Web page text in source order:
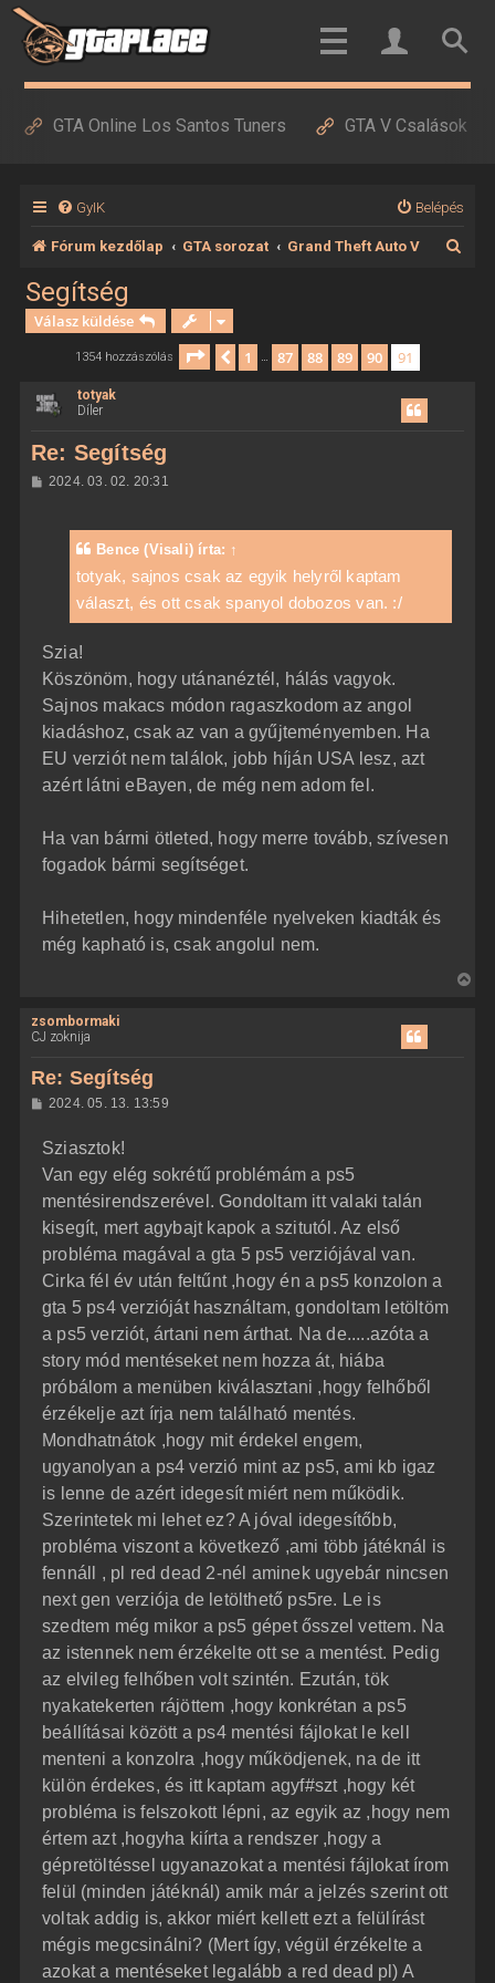
GTA Online Los Santos Tuners GTA V Csalások
GyIK Belépés
Fórum kezdőlap GTA sorozat Grand Theft Auto V
Segítség
Válasz küldése
1354 hozzászólás Oldal: 91/91
Előző
1 … 87 88 89 90 91
totyak
Díler
Re: Segítség
H
2024. 03. 02. 20:31
Bence (Visali)írta: ↑
totyak, sajnos csak az egyik helyről kaptam
választ, és ott csak spanyol dobozos van. :/
Szia!
Köszönöm, hogy utánanéztél, hálás vagyok.
Sajnos makacs módon ragaszkodom az angol
kiadáshoz, csak az van a gyűjteményemben. Ha
EU verziót nem találok, jobb híján USA lesz, azt
azért látni eBayen, de még nem adom fel.
Ha van bármi ötleted, hogy merre tovább, szívesen
fogadok bármi segítséget.
Hihetetlen, hogy mindenféle nyelveken kiadták és
még kapható is, csak angolul nem.
zsombormaki
CJ zoknija
Re: Segítség
H
z
á
s
z
ó
l
s
2024. 05. 13. 13:59
Sziasztok!
Van egy elég sokrétű problémám a ps5
mentésirendszerével. Gondoltam itt valaki talán
kisegít, mert agybajt kapok a szitutól. Az első
probléma magával a gta 5 ps5 verziójával van.
Cirka fél év után feltűnt ,hogy én a ps5 konzolon a
gta 5 ps4 verzióját használtam, gondoltam letöltöm
a ps5 verziót, ártani nem árthat. Na de.....azóta a
story mód mentéseket nem hozza át, hiába
próbálom a menüben kiválasztani ,hogy felhőből
érzékelje azt írja nem található mentés.
Mondhatnátok ,hogy mit érdekel engem,
ugyanolyan a ps4 verzió mint az ps5, ami kb igaz
is lenne de azért idegesít miért nem működik.
Szerintetek mi lehet ez? A jóval idegesítőbb,
probléma viszont a következő ,ami több játéknál is
fennáll , pl red dead 2-nél aminek ugyebár nincsen
next gen verziója de letölthető ps5re. Le is
szedtem még mikor a ps5 gépet ősszel vettem. Na
az istennek nem érzékelte ott se a mentést. Pedig
az elvileg felhőben volt szintén. Ezután, tök
nyakatekerten rájöttem ,hogy konkrétan a ps5
beállításai között a ps4 mentési fájlokat le kell
menteni a konzolra ,hogy működjenek, na de itt
külön érdekes, és itt kaptam agyf#szt ,hogy két
probléma is felszokott lépni, az egyik az ,hogy nem
értem azt ,hogyha kiírta a rendszer ,hogy a
gépretöltéssel ugyanazokat a mentési fájlokat írom
felül (minden játéknál) amik már a jelzés szerint ott
voltak addig is, akkor miért kellett ezt a felülírást
mégis megcsinálni? (Mert így, végül érzékelte a
azokat a mentéseket legalább a red dead pl) A